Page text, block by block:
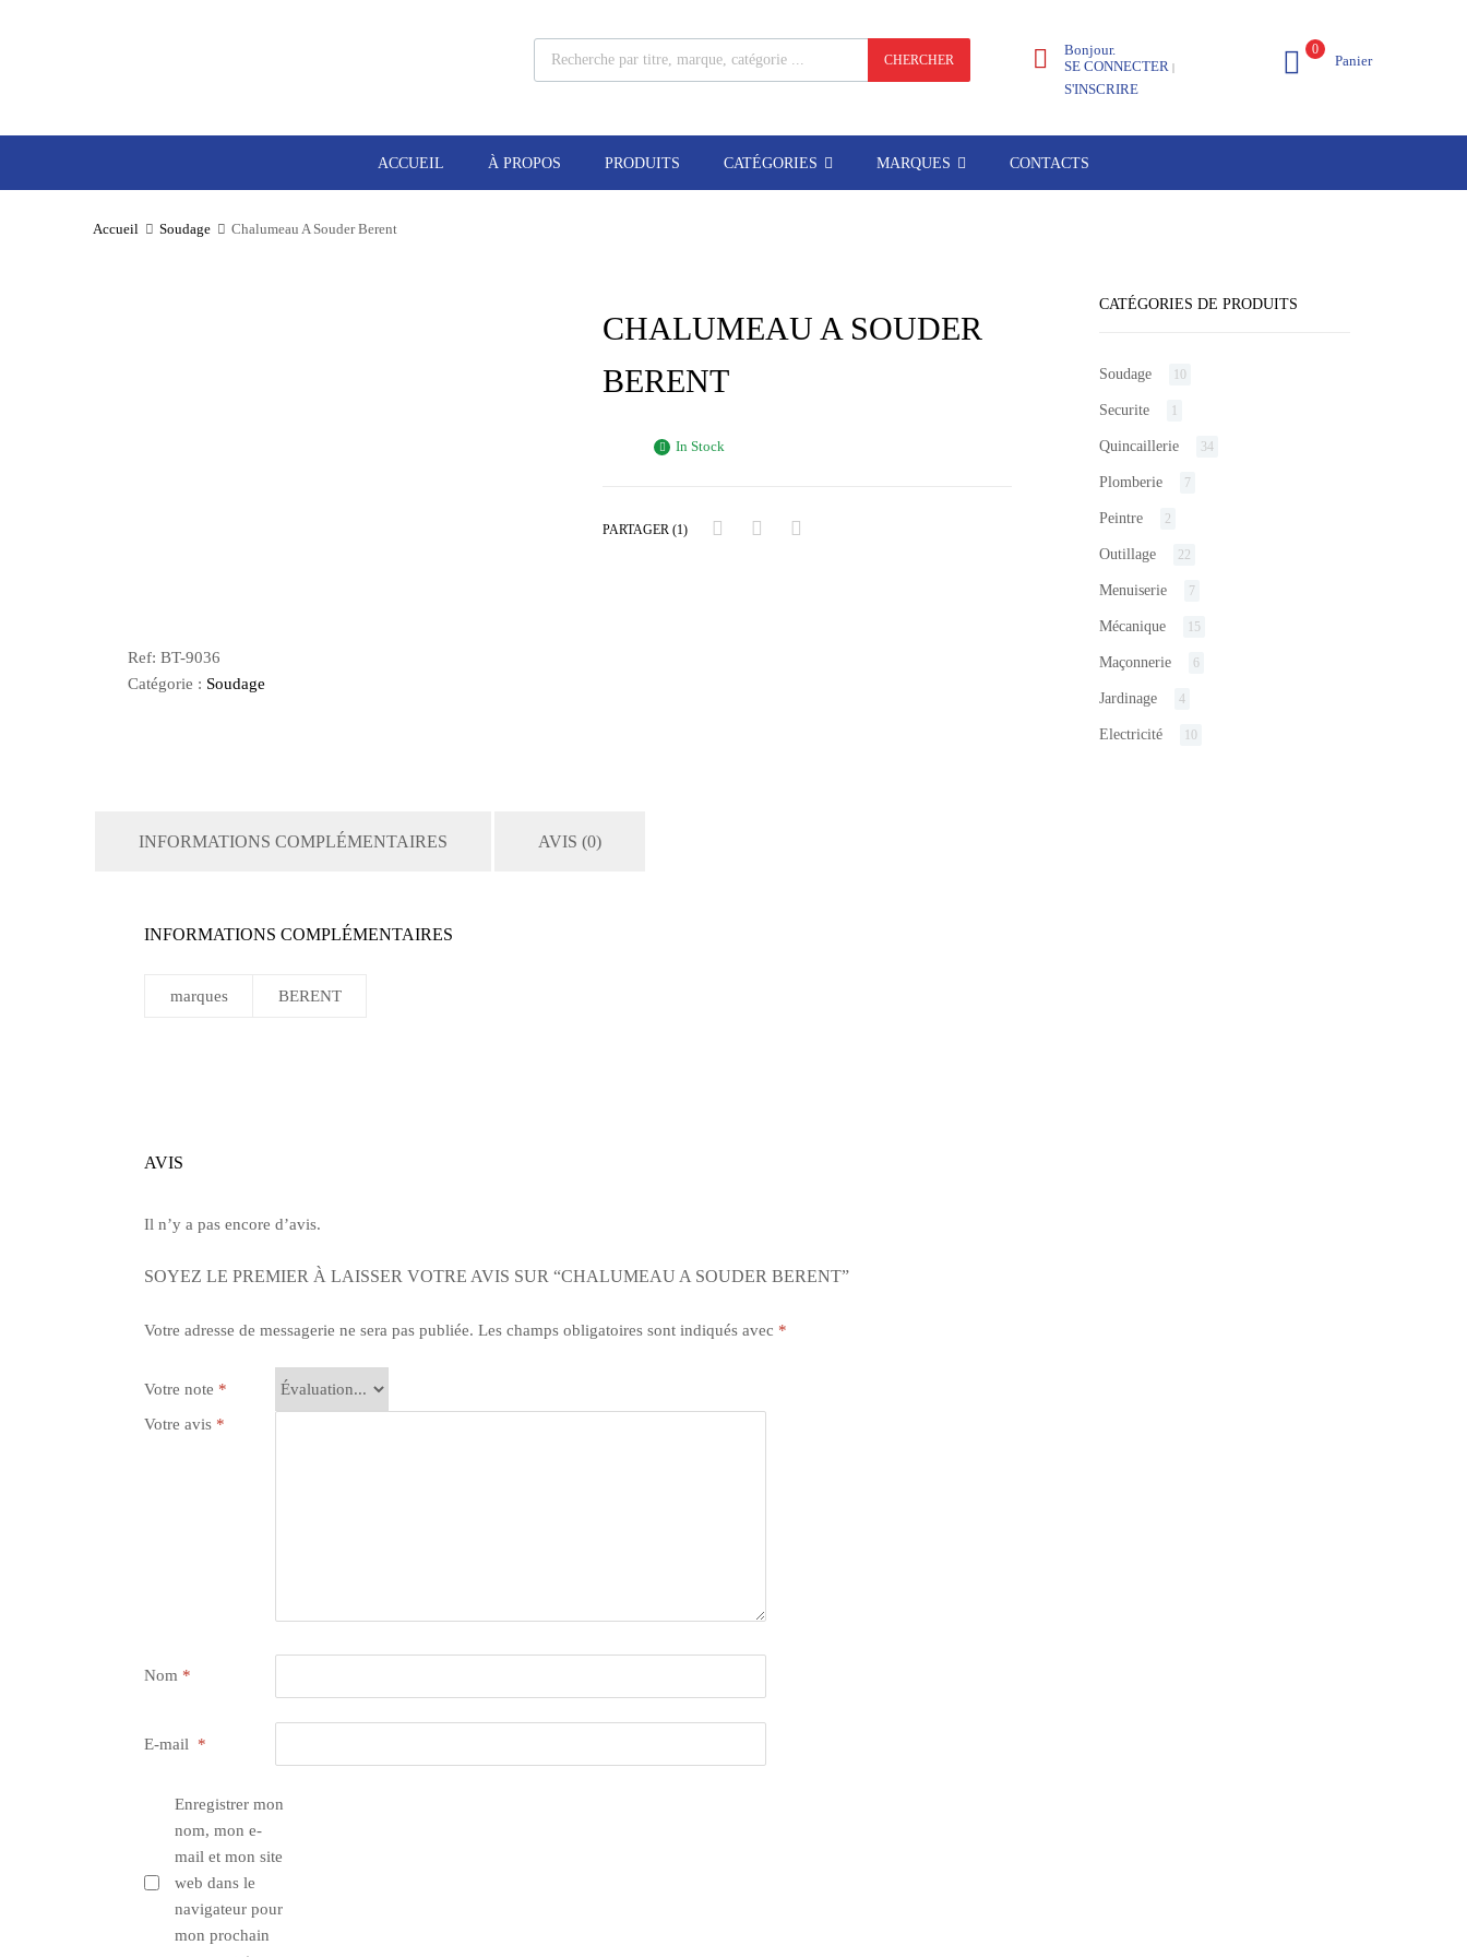
CHERCHER
Bonjour.
SE CONNECTER |
S'INSCRIRE
Panier
0
ACCUEIL À PROPOS PRODUITS CATÉGORIES MARQUES CONTACTS
Accueil Soudage Chalumeau A Souder Berent
CHALUMEAU A SOUDER
BERENT
In Stock
PARTAGER (1)
Ref: BT-9036
Catégorie : Soudage
INFORMATIONS COMPLÉMENTAIRES AVIS (0)
INFORMATIONS COMPLÉMENTAIRES
marques BERENT
AVIS
Il n’y a pas encore d’avis.
SOYEZ LE PREMIER À LAISSER VOTRE AVIS SUR “CHALUMEAU A SOUDER BERENT”
Votre adresse de messagerie ne sera pas publiée. Les champs obligatoires sont indiqués avec *
Votre note *
Votre avis *
Nom *
E-mail *
Enregistrer mon
nom, mon e-
mail et mon site
web dans le
navigateur pour
mon prochain
CATÉGORIES DE PRODUITS
Soudage 10
Securite 1
Quincaillerie 34
Plomberie 7
Peintre 2
Outillage 22
Menuiserie 7
Mécanique 15
Maçonnerie 6
Jardinage 4
Electricité 10